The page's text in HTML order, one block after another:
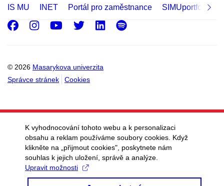
IS MU INET Portál pro zaměstnance SIMUportfolio
© 2026 Masarykova univerzita
Správce stránek
Cookies
Facebook
Instagram
Youtube
Twitter
LinkedIn
Spotify
K vyhodnocování tohoto webu a k personalizaci
obsahu a reklam používáme soubory cookies. Když
klikněte na „přijmout cookies", poskytnete nám
souhlas k jejich uložení, správě a analýze.
Upravit možnosti